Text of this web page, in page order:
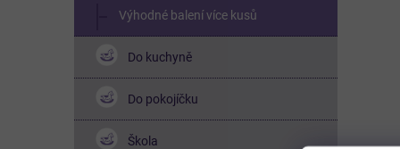
Výhodné balení více kusů
Do kuchyně
Do pokojíčku
Škola